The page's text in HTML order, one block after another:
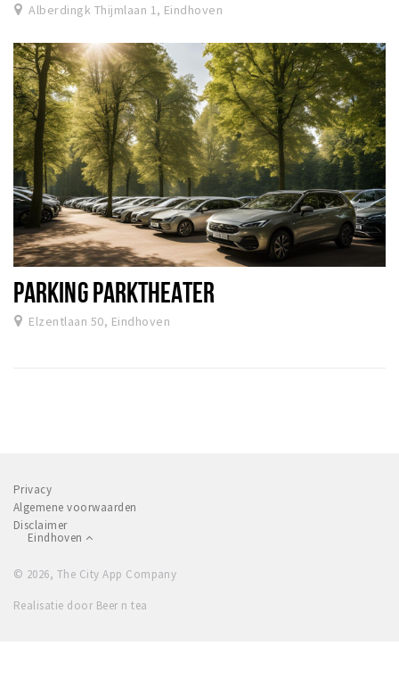
Alberdingk Thijmlaan 1, Eindhoven
PARKING PARKTHEATER
Elzentlaan 50, Eindhoven
Privacy
Algemene voorwaarden
Disclaimer
Eindhoven
© 2026, The City App Company
Realisatie door Beer n tea